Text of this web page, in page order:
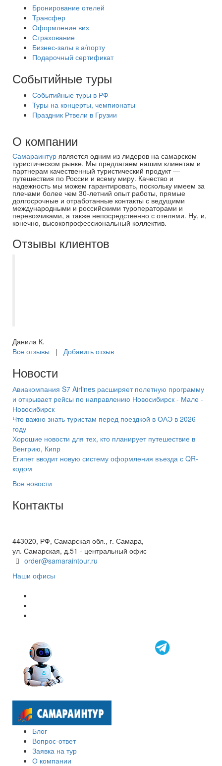
Бронирование отелей
Трансфер
Оформление виз
Страхование
Бизнес-залы в а/порту
Подарочный сертификат
Событийные туры
Событийные туры в РФ
Туры на концерты, чемпионаты
Праздник Ртвели в Грузии
О компании
Самараинтур является одним из лидеров на самарском
туристическом рынке. Мы предлагаем нашим клиентам и
партнерам качественный туристический продукт —
путешествия по России и всему миру. Качество и
надежность мы можем гарантировать, поскольку имеем за
плечами более чем 30-летний опыт работы, прямые
долгосрочные и отработанные контакты с ведущими
международными и российскими туроператорами и
перевозчиками, а также непосредственно с отелями. Ну, и,
конечно, высокопрофессиональный коллектив.
Отзывы клиентов
Данила К.
Все отзывы | Добавить отзыв
Новости
Авиакомпания S7 Airlines расширяет полетную программу
и открывает рейсы по направлению Новосибирск - Мале -
Новосибирск
Что важно знать туристам перед поездкой в ОАЭ в 2026
году
Хорошие новости для тех, кто планирует путешествие в
Венгрию, Кипр
Египет вводит новую систему оформления въезда с QR-
кодом
Все новости
Контакты
443020, РФ, Самарская обл., г. Самара,
ул. Самарская, д.51 - центральный офис
order@samaraintour.ru
Наши офисы
Блог
Вопрос-ответ
Заявка на тур
О компании